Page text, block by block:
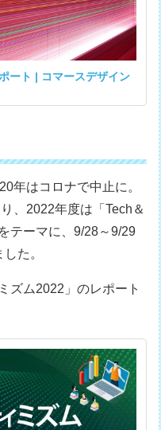
ート | コマースデザイン
年はコロナで中止に。
、2022年度は「Tech＆
テーマに、9/28～9/29
た。
ズム2022」のレポート